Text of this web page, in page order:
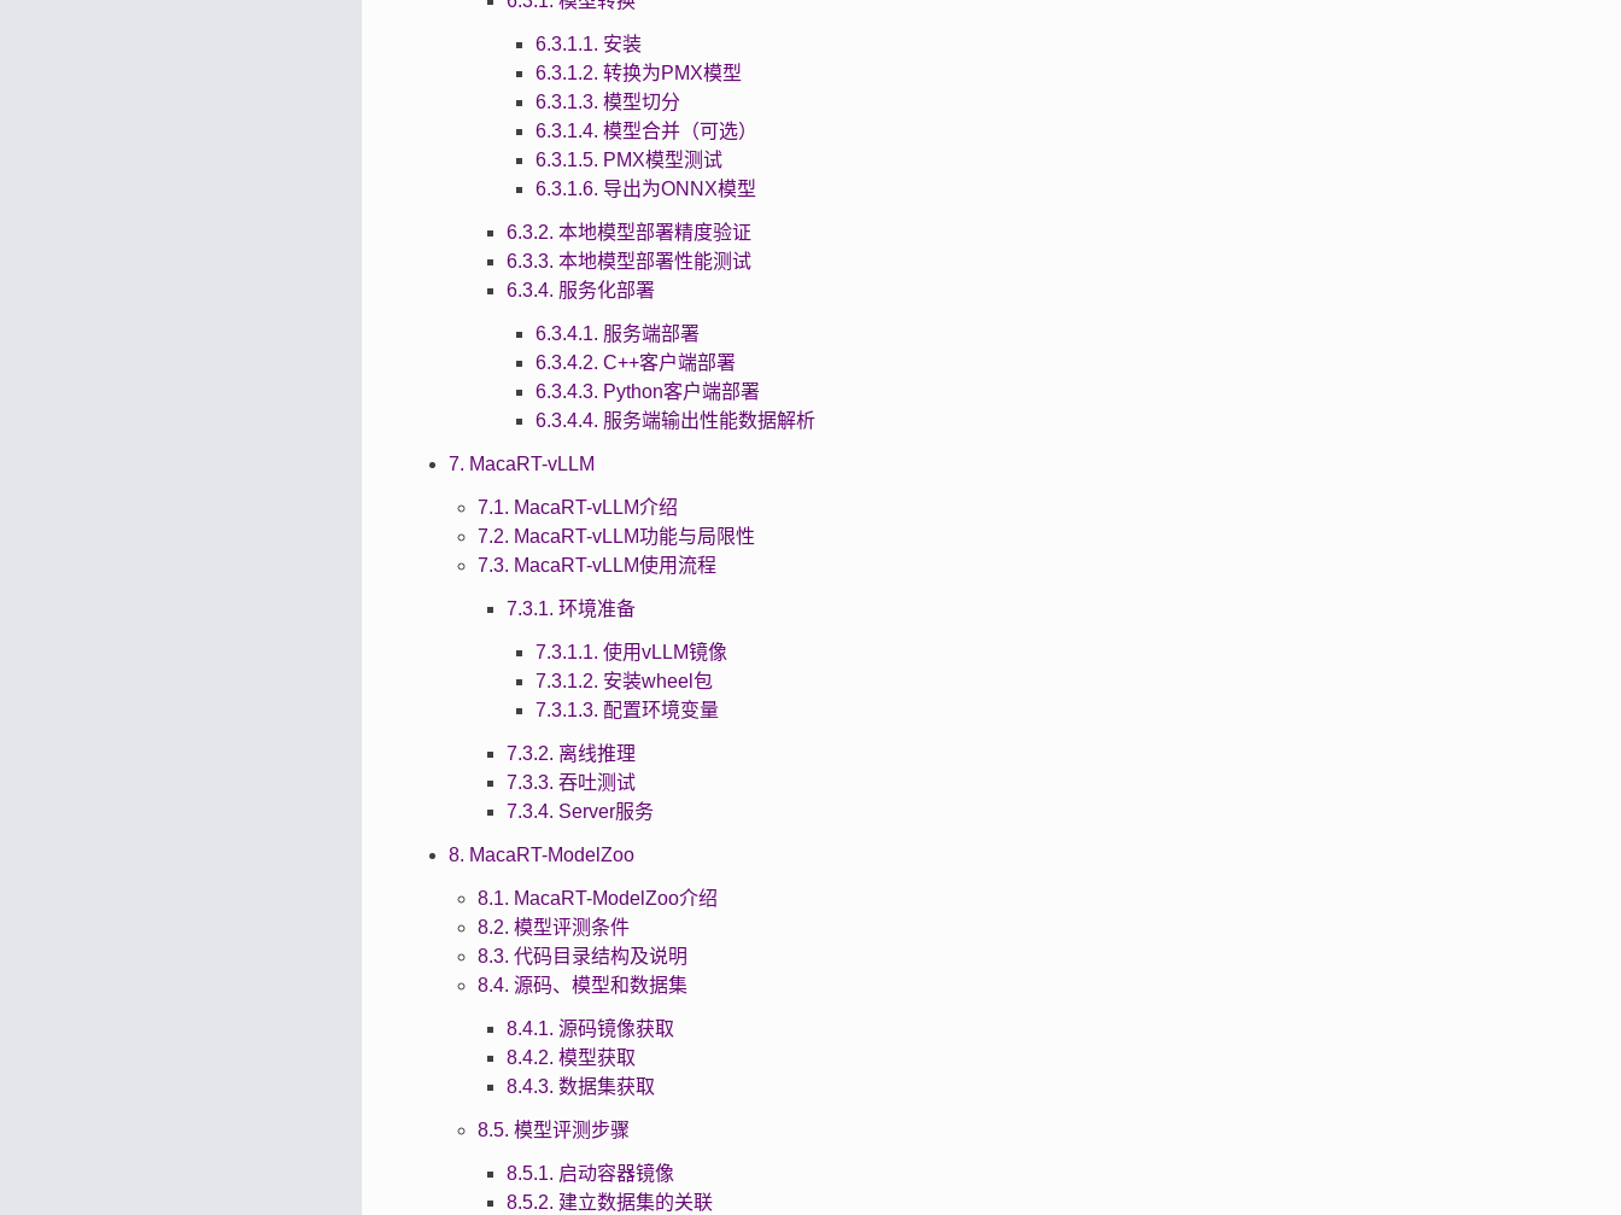
6.3.1.1. 安装
6.3.1.2. 转换为PMX模型
6.3.1.3. 模型切分
6.3.1.4. 模型合并（可选）
6.3.1.5. PMX模型测试
6.3.1.6. 导出为ONNX模型
6.3.2. 本地模型部署精度验证
6.3.3. 本地模型部署性能测试
6.3.4. 服务化部署
6.3.4.1. 服务端部署
6.3.4.2. C++客户端部署
6.3.4.3. Python客户端部署
6.3.4.4. 服务端输出性能数据解析
7. MacaRT-vLLM
7.1. MacaRT-vLLM介绍
7.2. MacaRT-vLLM功能与局限性
7.3. MacaRT-vLLM使用流程
7.3.1. 环境准备
7.3.1.1. 使用vLLM镜像
7.3.1.2. 安装wheel包
7.3.1.3. 配置环境变量
7.3.2. 离线推理
7.3.3. 吞吐测试
7.3.4. Server服务
8. MacaRT-ModelZoo
8.1. MacaRT-ModelZoo介绍
8.2. 模型评测条件
8.3. 代码目录结构及说明
8.4. 源码、模型和数据集
8.4.1. 源码镜像获取
8.4.2. 模型获取
8.4.3. 数据集获取
8.5. 模型评测步骤
8.5.1. 启动容器镜像
8.5.2. 建立数据集的关联